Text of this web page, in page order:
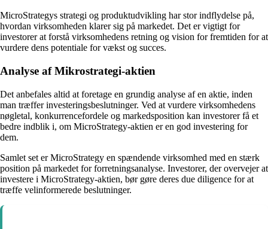
MicroStrategys strategi og produktudvikling har stor indflydelse på,
hvordan virksomheden klarer sig på markedet. Det er vigtigt for
investorer at forstå virksomhedens retning og vision for fremtiden for at
vurdere dens potentiale for vækst og succes.
Analyse af Mikrostrategi-aktien
Det anbefales altid at foretage en grundig analyse af en aktie, inden
man træffer investeringsbeslutninger. Ved at vurdere virksomhedens
nøgletal, konkurrencefordele og markedsposition kan investorer få et
bedre indblik i, om MicroStrategy-aktien er en god investering for
dem.
Samlet set er MicroStrategy en spændende virksomhed med en stærk
position på markedet for forretningsanalyse. Investorer, der overvejer at
investere i MicroStrategy-aktien, bør gøre deres due diligence for at
træffe velinformerede beslutninger.